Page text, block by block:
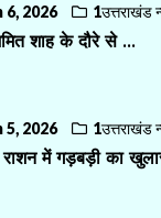
6, 2026 1उत्तराखंड
शाह के दौरे से ...
5, 2026 1उत्तराखंड
में गड़बड़ी का